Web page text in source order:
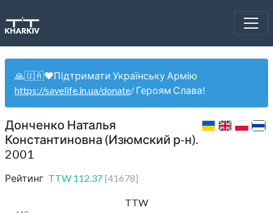
🙏🇺🇦❤️Підтримати Українську Армію
https://savelife.in.ua/donate/ Героям Слава!
Донченко Наталья
Константиновна (Изюмский р-н).
2001
Рейтинг TTW 112.37 [41678]
TTW